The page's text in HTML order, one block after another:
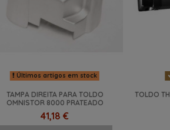
Últimos artigos em stock
TAMPA DIREITA PARA TOLDO
OMNISTOR 8000 PRATEADO
41,18 €
TOLDO